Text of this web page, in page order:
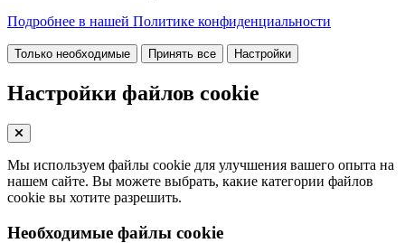
Подробнее в нашей Политике конфиденциальности
Только необходимые Принять все Настройки
Настройки файлов cookie
Мы используем файлы cookie для улучшения вашего опыта на
нашем сайте. Вы можете выбрать, какие категории файлов
cookie вы хотите разрешить.
Необходимые файлы cookie